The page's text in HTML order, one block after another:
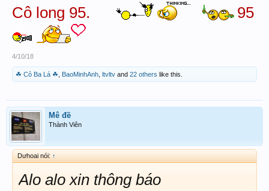
Cô long 95. 95
4/10/18
☘ Cỏ Ba Lá ☘ BaoMinhAnh ltvltv and 22 others like this.
Mê đề
Thành Viên
Dưhoai nói: ↑
Alo alo xin thông báo